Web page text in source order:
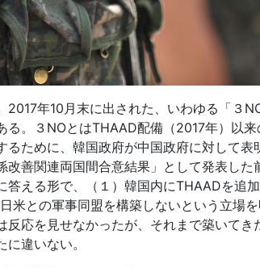
2017年10月末に出された、いわゆる「３
る。３NOとはTHAAD配備（2017年）以
るために、韓国政府が中国政府に対して
改善関連両国間合意結果」として発表し
える形で、（１）韓国内にTHAADを追
米との軍事同盟を構築しないという立場
反応を見せなかったが、それまで築いて
違いない。